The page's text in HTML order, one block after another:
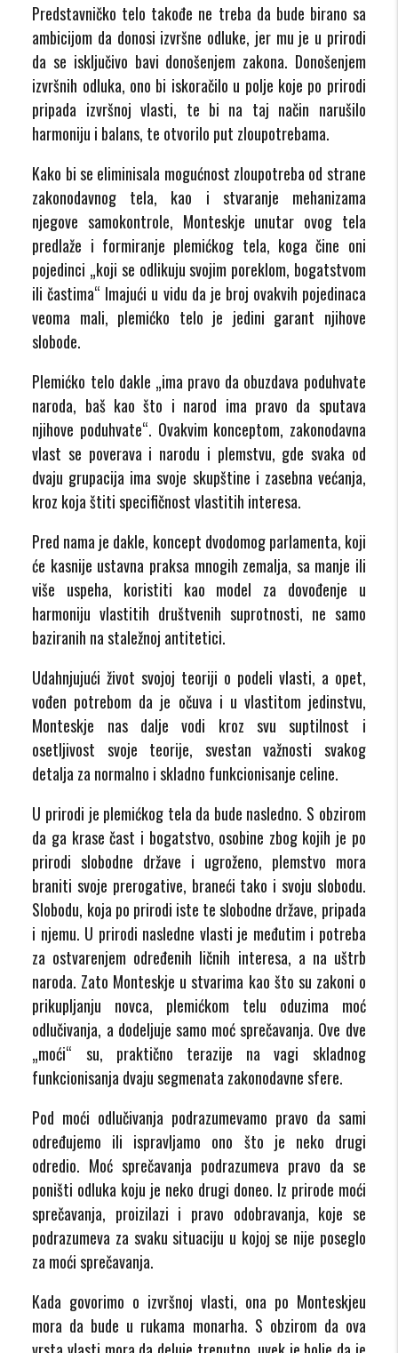
Predstavničko telo takođe ne treba da bude birano sa
ambicijom da donosi izvršne odluke, jer mu je u prirodi
da se isključivo bavi donošenjem zakona. Donošenjem
izvršnih odluka, ono bi iskoračilo u polje koje po prirodi
pripada izvršnoj vlasti, te bi na taj način narušilo
harmoniju i balans, te otvorilo put zloupotrebama.
Kako bi se eliminisala mogućnost zloupotreba od strane
zakonodavnog tela, kao i stvaranje mehanizama
njegove samokontrole, Monteskje unutar ovog tela
predlaže i formiranje plemićkog tela, koga čine oni
pojedinci „koji se odlikuju svojim poreklom, bogatstvom
ili častima“ Imajući u vidu da je broj ovakvih pojedinaca
veoma mali, plemićko telo je jedini garant njihove
slobode.
Plemićko telo dakle „ima pravo da obuzdava poduhvate
naroda, baš kao što i narod ima pravo da sputava
njihove poduhvate“. Ovakvim konceptom, zakonodavna
vlast se poverava i narodu i plemstvu, gde svaka od
dvaju grupacija ima svoje skupštine i zasebna većanja,
kroz koja štiti specifičnost vlastitih interesa.
Pred nama je dakle, koncept dvodomog parlamenta, koji
će kasnije ustavna praksa mnogih zemalja, sa manje ili
više uspeha, koristiti kao model za dovođenje u
harmoniju vlastitih društvenih suprotnosti, ne samo
baziranih na staležnoj antitetici.
Udahnjujući život svojoj teoriji o podeli vlasti, a opet,
vođen potrebom da je očuva i u vlastitom jedinstvu,
Monteskje nas dalje vodi kroz svu suptilnost i
osetljivost svoje teorije, svestan važnosti svakog
detalja za normalno i skladno funkcionisanje celine.
U prirodi je plemićkog tela da bude nasledno. S obzirom
da ga krase čast i bogatstvo, osobine zbog kojih je po
prirodi slobodne države i ugroženo, plemstvo mora
braniti svoje prerogative, braneći tako i svoju slobodu.
Slobodu, koja po prirodi iste te slobodne države, pripada
i njemu. U prirodi nasledne vlasti je međutim i potreba
za ostvarenjem određenih ličnih interesa, a na uštrb
naroda. Zato Monteskje u stvarima kao što su zakoni o
prikupljanju novca, plemićkom telu oduzima moć
odlučivanja, a dodeljuje samo moć sprečavanja. Ove dve
„moći“ su, praktično terazije na vagi skladnog
funkcionisanja dvaju segmenata zakonodavne sfere.
Pod moći odlučivanja podrazumevamo pravo da sami
određujemo ili ispravljamo ono što je neko drugi
odredio. Moć sprečavanja podrazumeva pravo da se
poništi odluka koju je neko drugi doneo. Iz prirode moći
sprečavanja, proizilazi i pravo odobravanja, koje se
podrazumeva za svaku situaciju u kojoj se nije poseglo
za moći sprečavanja.
Kada govorimo o izvršnoj vlasti, ona po Monteskjeu
mora da bude u rukama monarha. S obzirom da ova